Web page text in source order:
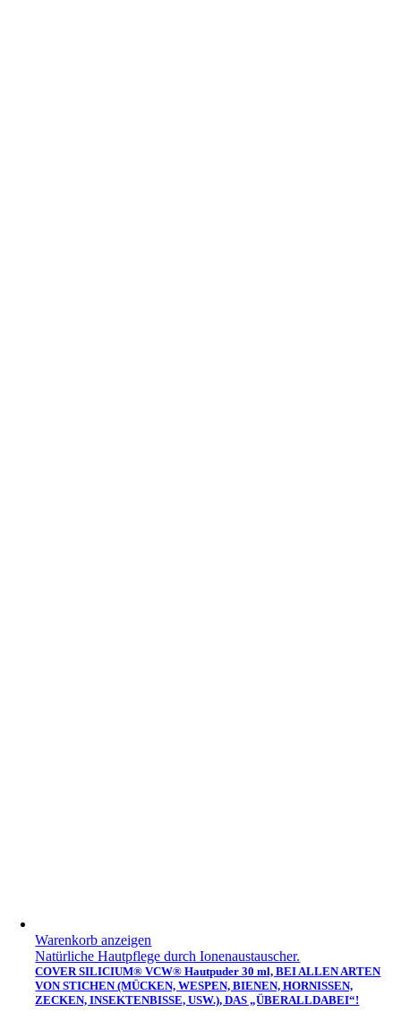
Warenkorb anzeigen
Natürliche Hautpflege durch Ionenaustauscher.
COVER SILICIUM® VCW® Hautpuder 30 ml, BEI ALLEN ARTEN
VON STICHEN (MÜCKEN, WESPEN, BIENEN, HORNISSEN,
ZECKEN, INSEKTENBISSE, USW.), DAS „ÜBERALLDABEI“!